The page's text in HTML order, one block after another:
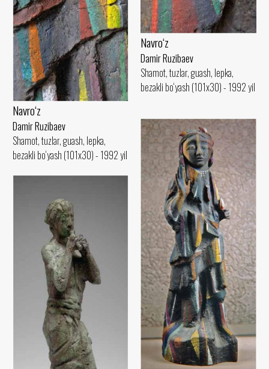
Navro‘z
Damir Ruzibaev
Shamot, tuzlar, guash, lepka,
bezakli bo‘yash (101x30) - 1992 yil
Navro‘z
Damir Ruzibaev
Shamot, tuzlar, guash, lepka,
bezakli bo‘yash (101x30) - 1992 yil